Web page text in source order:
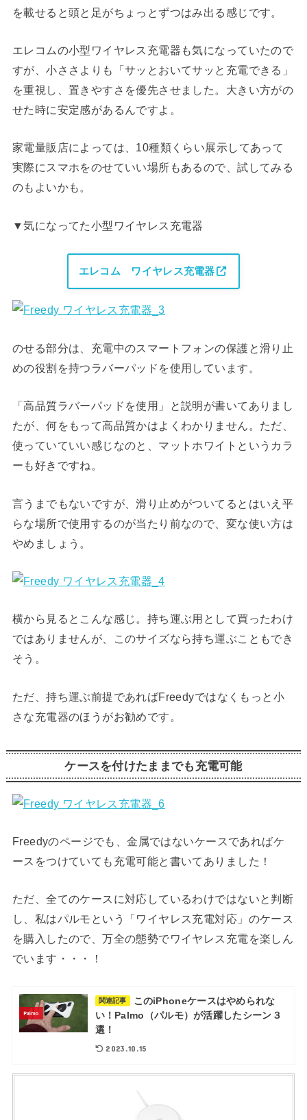
を載せると頭と足がちょっとずつはみ出る感じです。
エレコムの小型ワイヤレス充電器も気になっていたので
すが、小ささよりも「サッとおいてサッと充電できる」
を重視し、置きやすさを優先させました。大きい方がの
せた時に安定感があるんですよ。
家電量販店によっては、10種類くらい展示してあって
実際にスマホをのせていい場所もあるので、試してみる
のもよいかも。
▼気になってた小型ワイヤレス充電器
エレコム ワイヤレス充電器
のせる部分は、充電中のスマートフォンの保護と滑り止
めの役割を持つラバーパッドを使用しています。
「高品質ラバーパッドを使用」と説明が書いてありまし
たが、何をもって高品質かはよくわかりません。ただ、
使っていていい感じなのと、マットホワイトというカラ
ーも好きですね。
言うまでもないですが、滑り止めがついてるとはいえ平
らな場所で使用するのが当たり前なので、変な使い方は
やめましょう。
横から見るとこんな感じ。持ち運ぶ用として買ったわけ
ではありませんが、このサイズなら持ち運ぶこともでき
そう。
ただ、持ち運ぶ前提であればFreedyではなくもっと小
さな充電器のほうがお勧めです。
ケースを付けたままでも充電可能
Freedyのページでも、金属ではないケースであればケ
ースをつけていても充電可能と書いてありました！
ただ、全てのケースに対応しているわけではないと判断
し、私はパルモという「ワイヤレス充電対応」のケース
を購入したので、万全の態勢でワイヤレス充電を楽しん
でいます・・・！
関連記事
このiPhoneケースはやめられな
い！Palmo（パルモ）が活躍したシーン３
選！
2023.10.15